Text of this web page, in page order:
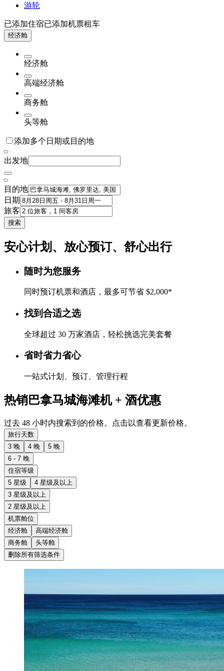
游轮
已添加住宿已添加机票租车
经济舱
经济舱
高端经济舱
商务舱
头等舱
添加多个日期或目的地
出发地
目的地
日期
旅客
搜索
安心计划、放心预订、舒心出行
随时为您服务
同时预订机票和酒店，最多可节省 $2,000*
找到合适之选
全球超过 30 万家酒店，轻松挑选完美套餐
省时省力省心
一站式计划、预订、管理行程
热销巴拿马城海滩机 + 酒优惠
过去 48 小时内搜索到的价格。点击以查看更新价格。
旅行天数
3 晚
4 晚
5 晚
6 - 7 晚
住宿等级
5 星级
4 星级及以上
3 星级及以上
2 星级及以上
机票舱位
经济舱
高端经济舱
商务舱
头等舱
删除所有筛选条件